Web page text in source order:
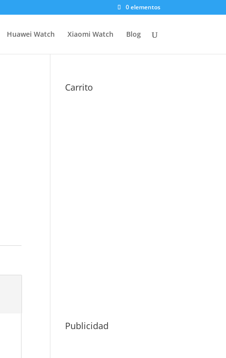
0 elementos
Huawei Watch Xiaomi Watch Blog
Carrito
Publicidad